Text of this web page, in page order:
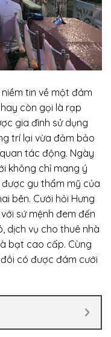
tin về một đám
còn gọi là rạp
gia đình sử dụng
trí lại vừa đảm bảo
tác động. Ngày
không chỉ mang ý
gu thẩm mỹ của
bên. Cưới hỏi Hưng
sứ mệnh đem đến
dịch vụ cho thuê nhà
bạt cao cấp. Cùng
có được đám cưới